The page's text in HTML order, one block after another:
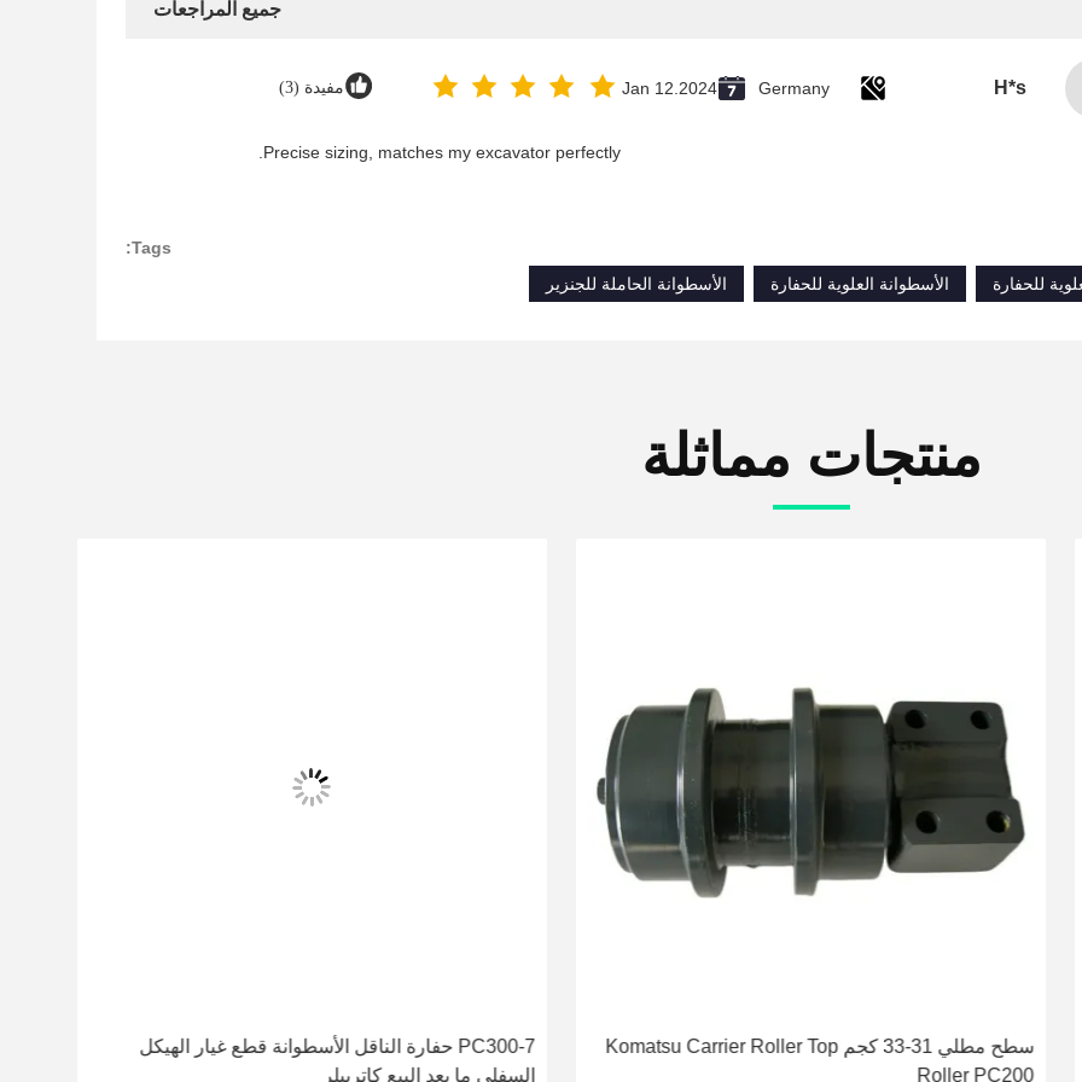
جميع المراجعات
H*s
Germany
Jan 12.2024 مفيدة (3)
Precise sizing, matches my excavator perfectly.
Tags:
للحفارة
الأسطوانة العلوية للحفارة الأسطوانة الحاملة للجنزير
منتجات مماثلة
سطح مطلي 31-33 كجم Komatsu Carrier Roller Top
Roller PC200
PC300-7 حفارة الناقل الأسطوانة قطع غيار الهيكل
السفلي ما بعد البيع كاتربيلر